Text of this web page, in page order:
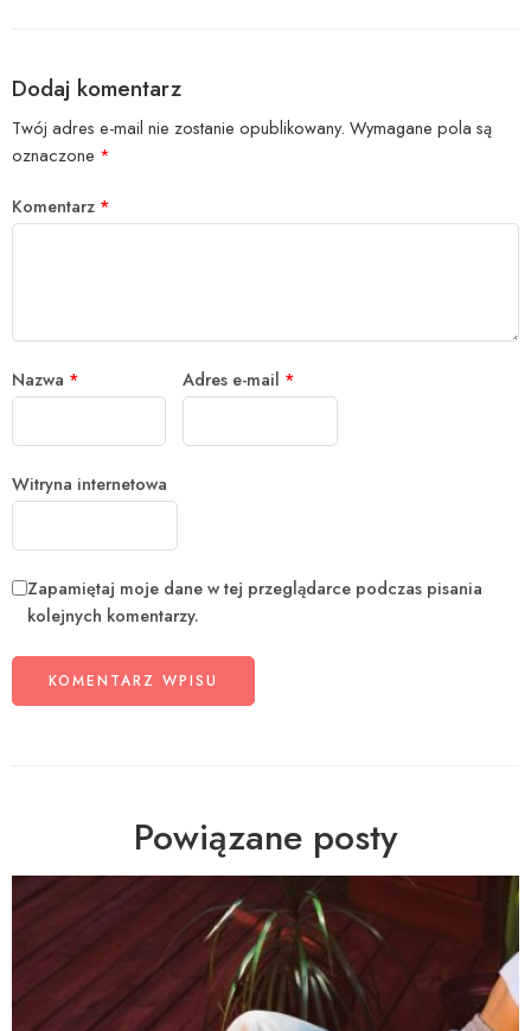
Dodaj komentarz
Twój adres e-mail nie zostanie opublikowany. Wymagane pola są
oznaczone *
Komentarz *
Nazwa * Adres e-mail *
Witryna internetowa
Zapamiętaj moje dane w tej przeglądarce podczas pisania
kolejnych komentarzy.
Powiązane posty